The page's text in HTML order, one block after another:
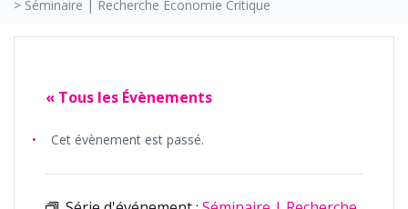
> Séminaire | Recherche Économie Critique
« Tous les Évènements
Cet évènement est passé.